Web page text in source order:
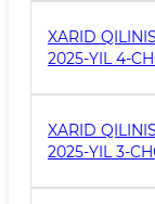
XARID
2025-YIL 4-
XARID
2025-YIL 3-